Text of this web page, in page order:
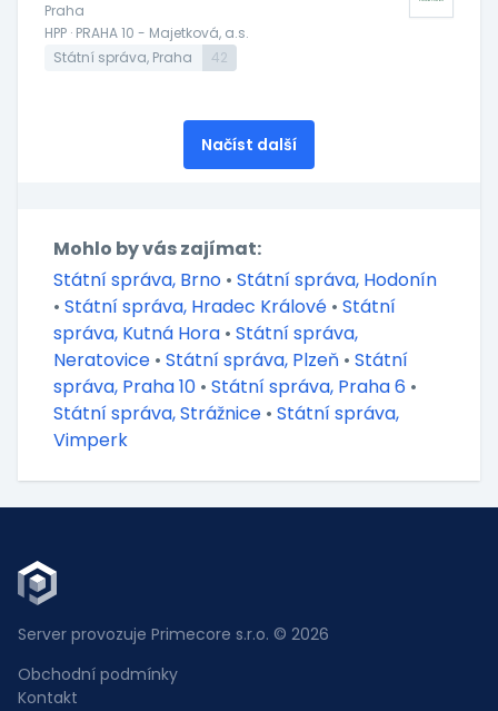
Praha
HPP · PRAHA 10 - Majetková, a.s.
Státní správa, Praha
42
Načíst další
Mohlo by vás zajímat:
Státní správa, Brno • Státní správa, Hodonín
• Státní správa, Hradec Králové • Státní
správa, Kutná Hora • Státní správa,
Neratovice • Státní správa, Plzeň • Státní
správa, Praha 10 • Státní správa, Praha 6 •
Státní správa, Strážnice • Státní správa,
Vimperk
Server provozuje Primecore s.r.o. © 2026
Obchodní podmínky
Kontakt